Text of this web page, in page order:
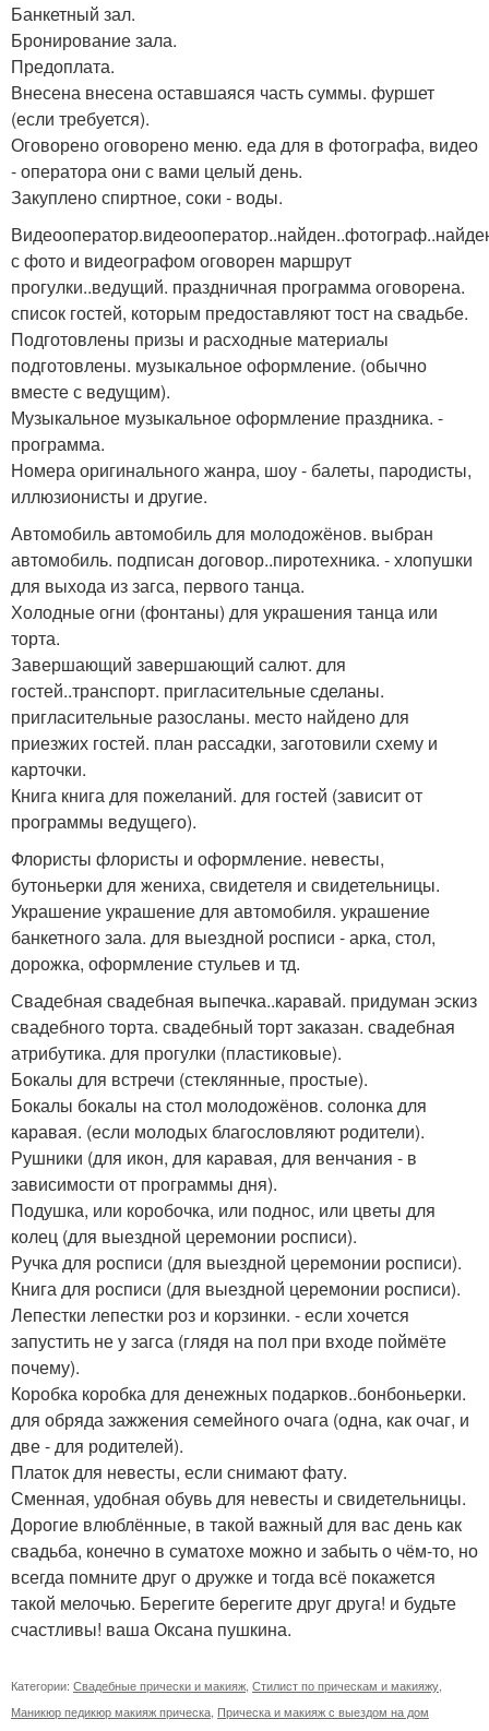
Банкетный зал.
Бронирование зала.
Предоплата.
Внесена внесена оставшаяся часть суммы. фуршет
(если требуется).
Оговорено оговорено меню. еда для в фотографа, видео
- оператора они с вами целый день.
Закуплено спиртное, соки - воды.
с фото и видеографом оговорен маршрут
прогулки..ведущий. праздничная программа оговорена.
список гостей, которым предоставляют тост на свадьбе.
Подготовлены призы и расходные материалы
подготовлены. музыкальное оформление. (обычно
вместе с ведущим).
Музыкальное музыкальное оформление праздника. -
программа.
Номера оригинального жанра, шоу - балеты, пародисты,
иллюзионисты и другие.
Автомобиль автомобиль для молодожёнов. выбран
автомобиль. подписан договор..пиротехника. - хлопушки
для выхода из загса, первого танца.
Холодные огни (фонтаны) для украшения танца или
торта.
Завершающий завершающий салют. для
гостей..транспорт. пригласительные сделаны.
пригласительные разосланы. место найдено для
приезжих гостей. план рассадки, заготовили схему и
карточки.
Книга книга для пожеланий. для гостей (зависит от
программы ведущего).
Флористы флористы и оформление. невесты,
бутоньерки для жениха, свидетеля и свидетельницы.
Украшение украшение для автомобиля. украшение
банкетного зала. для выездной росписи - арка, стол,
дорожка, оформление стульев и тд.
Свадебная свадебная выпечка..каравай. придуман эскиз
свадебного торта. свадебный торт заказан. свадебная
атрибутика. для прогулки (пластиковые).
Бокалы для встречи (стеклянные, простые).
Бокалы бокалы на стол молодожёнов. солонка для
каравая. (если молодых благословляют родители).
Рушники (для икон, для каравая, для венчания - в
зависимости от программы дня).
Подушка, или коробочка, или поднос, или цветы для
колец (для выездной церемонии росписи).
Ручка для росписи (для выездной церемонии росписи).
Книга для росписи (для выездной церемонии росписи).
Лепестки лепестки роз и корзинки. - если хочется
запустить не у загса (глядя на пол при входе поймёте
почему).
Коробка коробка для денежных подарков..бонбоньерки.
для обряда зажжения семейного очага (одна, как очаг, и
две - для родителей).
Платок для невесты, если снимают фату.
Сменная, удобная обувь для невесты и свидетельницы.
Дорогие влюблённые, в такой важный для вас день как
свадьба, конечно в суматохе можно и забыть о чём-то, но
всегда помните друг о дружке и тогда всё покажется
такой мелочью. Берегите берегите друг друга! и будьте
счастливы! ваша Оксана пушкина.
Категории: Свадебные прически и макияж, Стилист по прическам и макияжу,
Маникюр педикюр макияж прическа, Прическа и макияж с выездом на дом